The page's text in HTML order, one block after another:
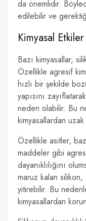
da önemlidir.
edilebilir ve
Kimyasal Etkiler
Bazı kimyasallar,
Özellikle agresif
hızlı bir şekilde
yapısını
neden olabilir. Bu
kimyasallardan
Özellikle asitler,
maddeler gibi
dayanıklılığını
maruz kalan
yitirebilir. Bu
kimyasallardan